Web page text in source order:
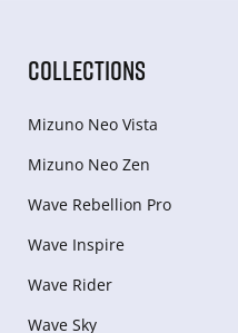
COLLECTIONS
Mizuno Neo Vista
Mizuno Neo Zen
Wave Rebellion Pro
Wave Inspire
Wave Rider
Wave Sky